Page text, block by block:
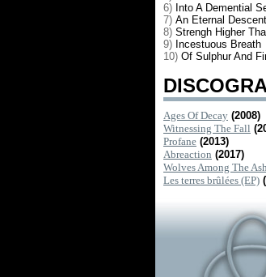
6) Into A Demential
7) An Eternal Descent
8) Strengh Higher
9) Incestuous Breath
10) Of Sulphur And
Ages Of Decay (2008)
Witnessing The Fall
Profane (2013)
Abreaction (2017)
Wolves Among The
Les terres brûlées (EP)